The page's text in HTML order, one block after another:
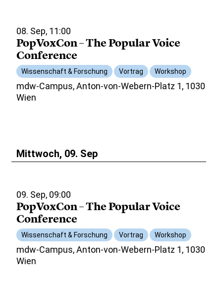
08. Sep, 11:00
PopVoxCon – The Popular Voice
Conference
Wissenschaft & Forschung Vortrag Workshop
mdw-Campus, Anton-von-Webern-Platz 1, 1030
Wien
Mittwoch, 09. Sep
09. Sep, 09:00
PopVoxCon – The Popular Voice
Conference
Wissenschaft & Forschung Vortrag Workshop
mdw-Campus, Anton-von-Webern-Platz 1, 1030
Wien